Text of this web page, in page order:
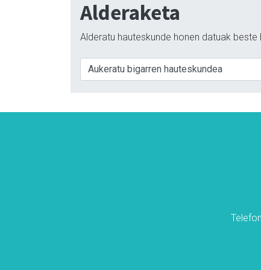
Alderaketa
Alderatu hauteskunde honen datuak beste